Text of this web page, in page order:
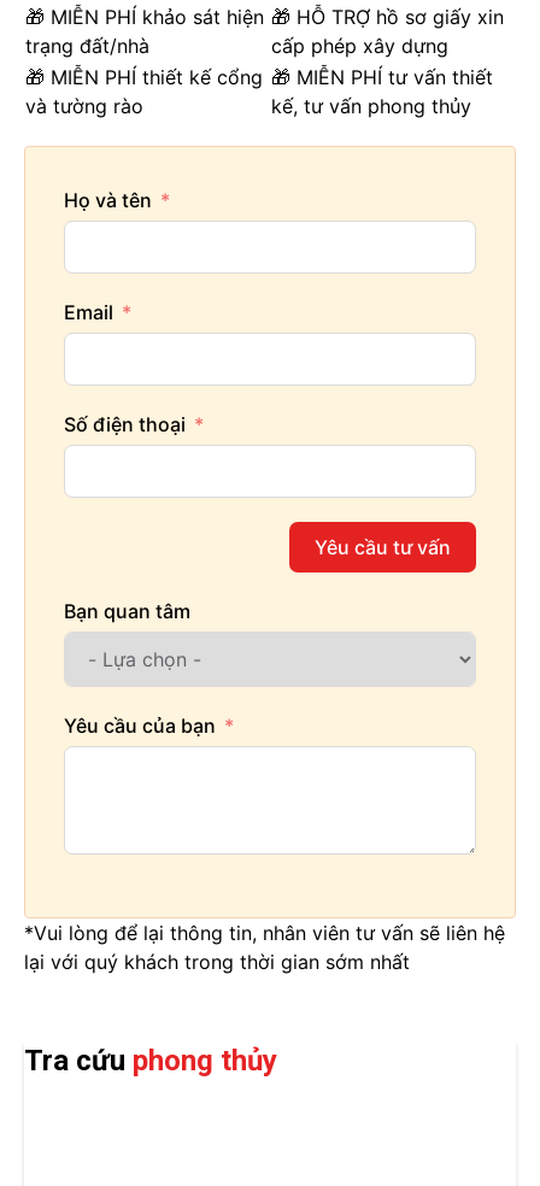
🎁 MIỄN PHÍ khảo sát hiện
trạng đất/nhà
🎁 HỖ TRỢ hồ sơ giấy xin
cấp phép xây dựng
🎁 MIỄN PHÍ thiết kế cổng
và tường rào
🎁 MIỄN PHÍ tư vấn thiết
kế, tư vấn phong thủy
Họ và tên
Email
Số điện thoại
Yêu cầu tư vấn
Bạn quan tâm
Yêu cầu của bạn
*Vui lòng để lại thông tin, nhân viên tư vấn sẽ liên hệ
lại với quý khách trong thời gian sớm nhất
Tra cứu phong thủy